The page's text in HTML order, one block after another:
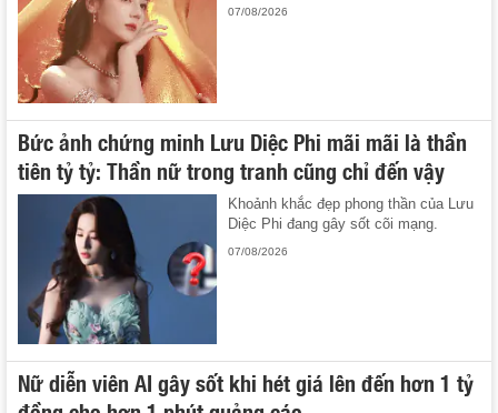
07/08/2026
Bức ảnh chứng minh Lưu Diệc Phi mãi mãi là thần
tiên tỷ tỷ: Thần nữ trong tranh cũng chỉ đến vậy
Khoảnh khắc đẹp phong thần của Lưu
Diệc Phi đang gây sốt cõi mạng.
07/08/2026
Nữ diễn viên AI gây sốt khi hét giá lên đến hơn 1 tỷ